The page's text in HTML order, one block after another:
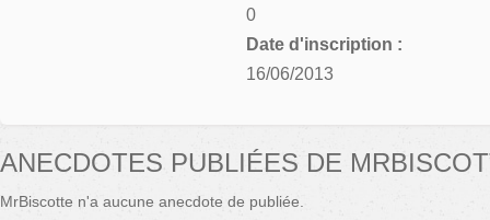
0
Date d'inscription :
16/06/2013
ANECDOTES PUBLIÉES DE
MrBiscotte n'a aucune anecdote de publiée.